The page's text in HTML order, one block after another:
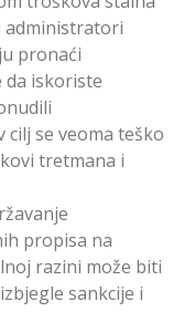
administratori
pronaći
da iskoriste
se veoma teško
tretmana i
propisa na
razini može biti
sankcije i